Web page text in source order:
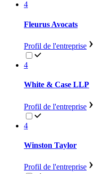
4
Fleurus Avocats
Profil de l'entreprise
4
White & Case LLP
Profil de l'entreprise
4
Winston Taylor
Profil de l'entreprise